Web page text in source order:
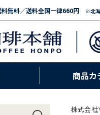
無料／送料全国一律660円 ※北
商品カ
株式会